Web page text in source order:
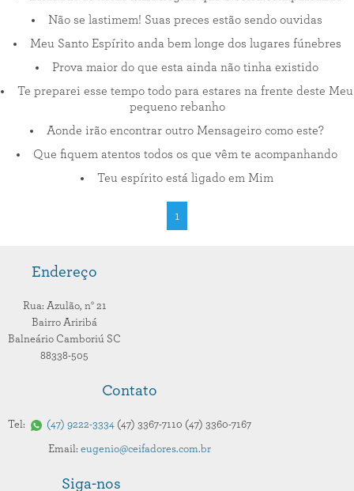
Não se lastimem! Suas preces estão sendo ouvidas
Meu Santo Espírito anda bem longe dos lugares fúnebres
Prova maior do que esta ainda não tinha existido
Te preparei esse tempo todo para estares na frente deste Meu
pequeno rebanho
Aonde irão encontrar outro Mensageiro como este?
Que fiquem atentos todos os que vêm te acompanhando
Teu espírito está ligado em Mim
1
Endereço
Rua: Azulão, n° 21
Bairro Ariribá
Balneário Camboriú SC
88338-505
Contato
Tel: 47 9222-3334 47 3367-7110 47 3360-7167
Email: eugenio@ceifadores.com.br
Siga-nos